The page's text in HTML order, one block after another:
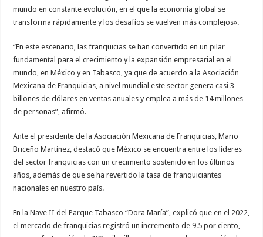
mundo en constante evolución, en el que la economía global se
transforma rápidamente y los desafíos se vuelven más complejos».
“En este escenario, las franquicias se han convertido en un pilar
fundamental para el crecimiento y la expansión empresarial en el
mundo, en México y en Tabasco, ya que de acuerdo a la Asociación
Mexicana de Franquicias, a nivel mundial este sector genera casi 3
billones de dólares en ventas anuales y emplea a más de 14 millones
de personas”, afirmó.
Ante el presidente de la Asociación Mexicana de Franquicias, Mario
Briceño Martínez, destacó que México se encuentra entre los líderes
del sector franquicias con un crecimiento sostenido en los últimos
años, además de que se ha revertido la tasa de franquiciantes
nacionales en nuestro país.
En la Nave II del Parque Tabasco “Dora María”, explicó que en el 2022,
el mercado de franquicias registró un incremento de 9.5 por ciento,